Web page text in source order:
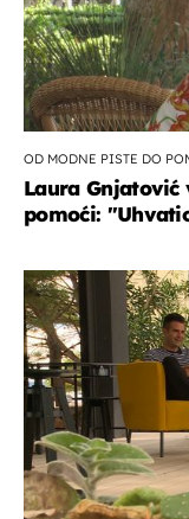
OD MODNE PISTE DO
Laura
pomoći: